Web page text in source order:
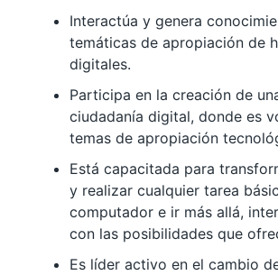
Interactúa y genera
temáticas de apropiación de
digitales.
Participa en la creación de
ciudadanía digital, donde es
temas de apropiación
Está capacitada para
y realizar cualquier tarea
computador e ir más allá,
con las posibilidades que
Es líder activo en el cambio